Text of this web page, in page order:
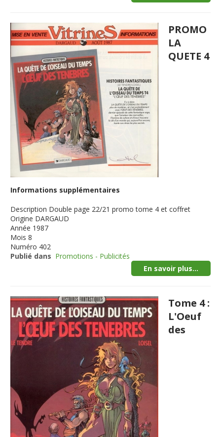
PROMO
LA
QUETE 4
Informations supplémentaires
Description Double page 22/21 promo tome 4 et coffret
Origine DARGAUD
Année 1987
Mois 8
Numéro 402
Publié dans Promotions - Publicités
En savoir plus...
Tome 4 :
L'Oeuf
des